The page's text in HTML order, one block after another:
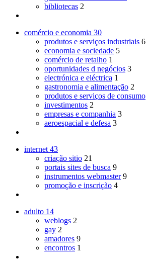
bibliotecas 2
comércio e economia 30
produtos e serviços industriais 6
economia e sociedade 5
comércio de retalho 1
oportunidades d negócios 3
electrónica e eléctrica 1
gastronomia e alimentação 2
produtos e serviços de consumo
investimentos 2
empresas e companhia 3
aeroespacial e defesa 3
internet 43
criação sitio 21
portais sites de busca 9
instrumentos webmaster 9
promoção e inscrição 4
adulto 14
weblogs 2
gay 2
amadores 9
encontros 1